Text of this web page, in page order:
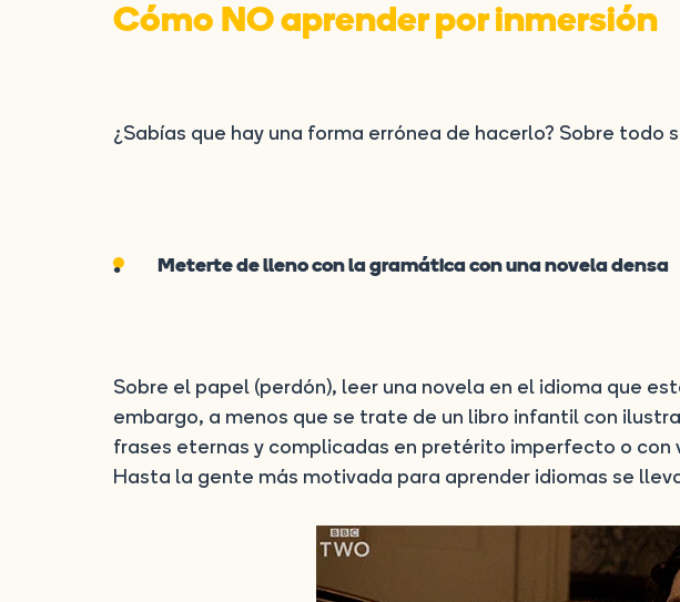
Cómo NO aprender por inmersión
¿Sabías que hay una forma errónea de hacerlo? Sobre todo
Meterte de lleno con la gramática con una novela densa
Sobre el papel (perdón), leer una novela en el idioma que
embargo, a menos que se trate de un libro infantil con
frases eternas y complicadas en pretérito imperfecto o con
Hasta la gente más motivada para aprender idiomas se